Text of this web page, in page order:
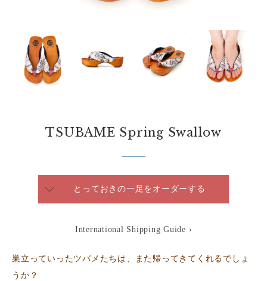
TSUBAME Spring Swallow
とっておきの一足をオーダーする
International Shipping Guide ›
巣立っていったツバメたちは、また帰ってきてくれるでしょ
うか？